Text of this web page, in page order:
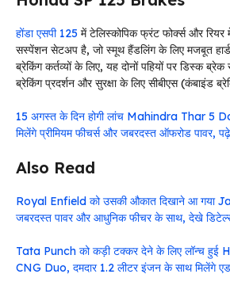
होंडा एसपी 125 में टेलिस्कोपिक फ्रंट फोर्क्स और रियर
सस्पेंशन सेटअप है, जो स्मूथ हैंडलिंग के लिए मजबूत
ब्रेकिंग कर्तव्यों के लिए, यह दोनों पहियों पर डिस्क
ब्रेकिंग प्रदर्शन और सुरक्षा के लिए सीबीएस (कंबाइंड
15 अगस्त के दिन होगी लांच Mahindra Thar 5
मिलेंगे प्रीमियम फीचर्स और जबरदस्त ऑफरोड पावर,
Also Read
Royal Enfield को उसकी औकात दिखाने आ गया
जबरदस्त पावर और आधुनिक फीचर के साथ, देखे
Tata Punch को कड़ी टक्कर देने के लिए लॉन्च
CNG Duo, दमदार 1.2 लीटर इंजन के साथ मिलेंगे